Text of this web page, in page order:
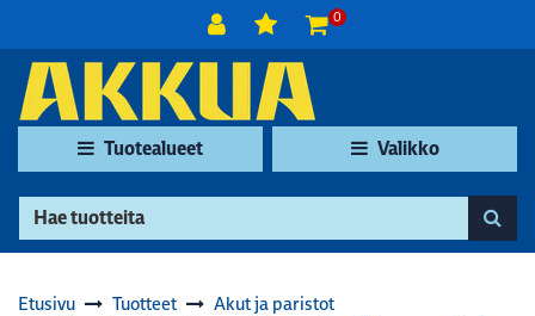
0
Tuotealueet Valikko
Etusivu Tuotteet
Akut ja paristot